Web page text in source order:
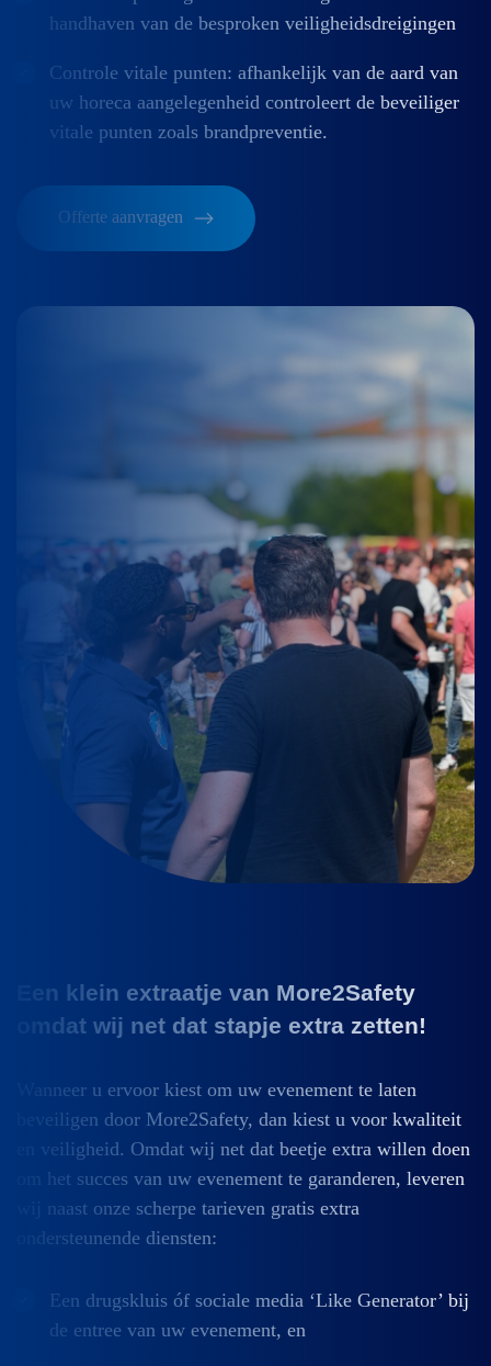
handhaven van de besproken veiligheidsdreigingen
Controle vitale punten: afhankelijk van de aard van
uw horeca aangelegenheid controleert de beveiliger
vitale punten zoals brandpreventie.
Offerte aanvragen
Een klein extraatje van More2Safety
omdat wij net dat stapje extra zetten!
Wanneer u ervoor kiest om uw evenement te laten
beveiligen door More2Safety, dan kiest u voor kwaliteit
en veiligheid. Omdat wij net dat beetje extra willen doen
om het succes van uw evenement te garanderen, leveren
wij naast onze scherpe tarieven gratis extra
ondersteunende diensten:
Een drugskluis óf sociale media ‘Like Generator’ bij
de entree van uw evenement, en